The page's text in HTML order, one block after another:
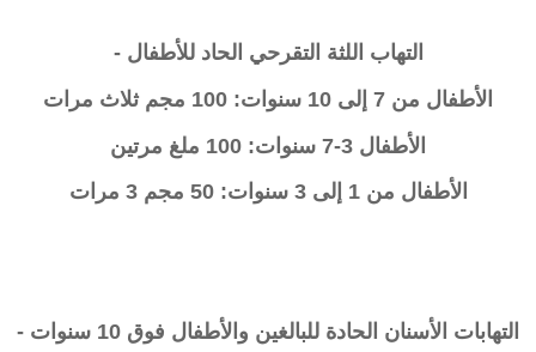
التهاب اللثة التقرحي الحاد للأطفال -
الأطفال من 7 إلى 10 سنوات: 100 مجم ثلاث مرات
الأطفال 3-7 سنوات: 100 ملغ مرتين
الأطفال من 1 إلى 3 سنوات: 50 مجم 3 مرات
التهابات الأسنان الحادة للبالغين والأطفال فوق 10 سنوات -